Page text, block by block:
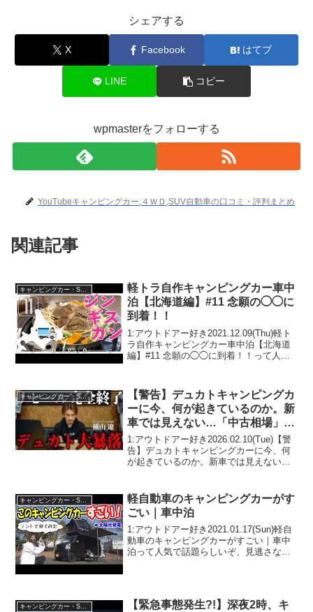
シェアする
X Facebook はてブ
LINE コピー
wpmasterをフォローする
YouTubeキャンピングカー,４ＷＤ,SUV自動車の口コミ・評判まとめ
関連記事
キャンピングカー・SUV人気車種
軽トラ自作キャンピングカー車中
泊【北海道編】#11 念願の◯◯に
到着！！
1:アウトドアー好き2021.12.09(Thu)軽ト
ラ自作キャンピングカー車中泊【北海道
編】#11 念願の◯◯に到着！！って人気
は注目です！3:...
キャンピングカー・SUV人気車種
【警告】デュカトキャンピングカ
ーに今、何が起きているのか。新
車では見えない…「中古相場」の
リアルな話
1:アウトドアー好き2026.02.10(Tue)【警
告】デュカトキャンピングカーに今、何
が起きているのか。新車では見えない…
ドアー好き2026.02.10(Tue)...
キャンピングカー・SUV人気車種
軽自動車のキャンピングカーがす
ごい｜車中泊
1:アウトドアー好き2021.01.17(Sun)軽自
動車のキャンピングカーがすごい｜車中
泊って人気で話題らしいぞ、見逃さない
キャンピングカー・SUV人気車種
【緊急事態発生?!】深夜2時、キ